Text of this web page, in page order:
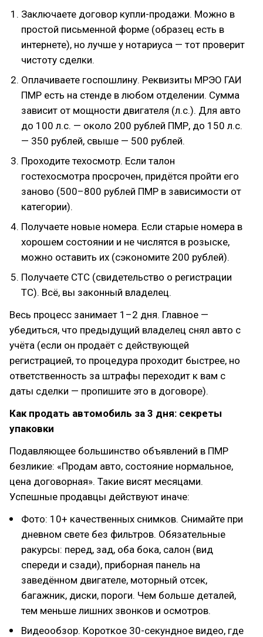
Заключаете договор купли-продажи. Можно в
простой письменной форме (образец есть в
интернете), но лучше у нотариуса — тот проверит
чистоту сделки.
Оплачиваете госпошлину. Реквизиты МРЭО ГАИ
ПМР есть на стенде в любом отделении. Сумма
зависит от мощности двигателя (л.с.). Для авто
до 100 л.с. — около 200 рублей ПМР, до 150 л.с.
— 350 рублей, свыше — 500 рублей.
Проходите техосмотр. Если талон
гостехосмотра просрочен, придётся пройти его
заново (500–800 рублей ПМР в зависимости от
категории).
Получаете новые номера. Если старые номера в
хорошем состоянии и не числятся в розыске,
можно оставить их (сэкономите 200 рублей).
Получаете СТС (свидетельство о регистрации
ТС). Всё, вы законный владелец.
Весь процесс занимает 1–2 дня. Главное —
убедиться, что предыдущий владелец снял авто с
учёта (если он продаёт с действующей
регистрацией, то процедура проходит быстрее, но
ответственность за штрафы переходит к вам с
даты сделки — пропишите это в договоре).
Как продать автомобиль за 3 дня: секреты
упаковки
Подавляющее большинство объявлений в ПМР
безликие: «Продам авто, состояние нормальное,
цена договорная». Такие висят месяцами.
Успешные продавцы действуют иначе:
Фото: 10+ качественных снимков. Снимайте при
дневном свете без фильтров. Обязательные
ракурсы: перед, зад, оба бока, салон (вид
спереди и сзади), приборная панель на
заведённом двигателе, моторный отсек,
багажник, диски, пороги. Чем больше деталей,
тем меньше лишних звонков и осмотров.
Видеообзор. Короткое 30-секундное видео, где